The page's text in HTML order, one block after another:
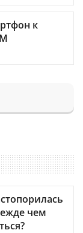
к
чем